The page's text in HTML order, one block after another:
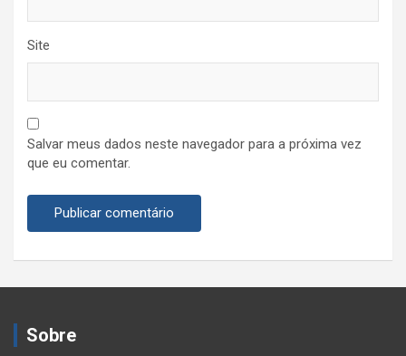
Site
Salvar meus dados neste navegador para a próxima vez
que eu comentar.
Sobre